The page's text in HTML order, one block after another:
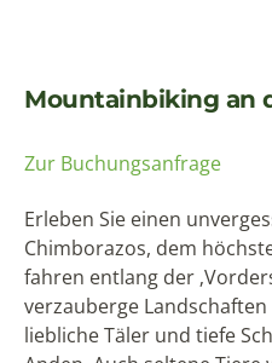
Mountainbiking an
Zur Buchungsanfrage
Erleben Sie einen
Chimborazos, dem
fahren entlang der
verzauberge
liebliche Täler und tiefe